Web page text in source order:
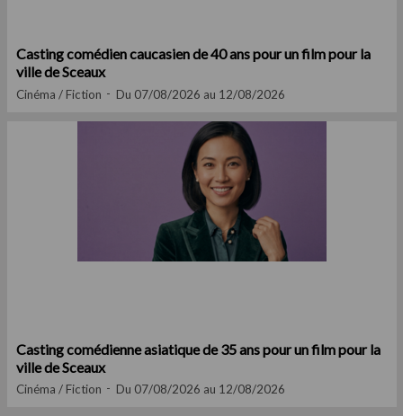
Casting comédien caucasien de 40 ans pour un film pour la
ville de Sceaux
Cinéma / Fiction Du 07/08/2026 au 12/08/2026
Casting comédienne asiatique de 35 ans pour un film pour la
ville de Sceaux
Cinéma / Fiction Du 07/08/2026 au 12/08/2026